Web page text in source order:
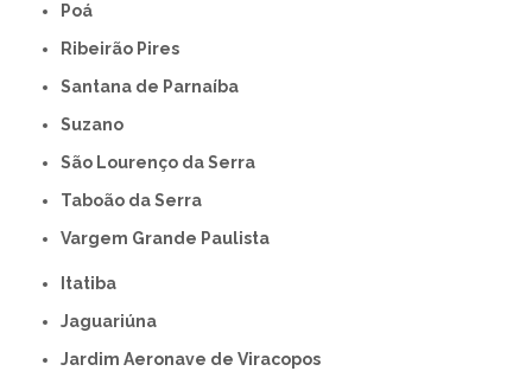
Poá
Ribeirão Pires
Santana de Parnaíba
Suzano
São Lourenço da Serra
Taboão da Serra
Vargem Grande Paulista
Itatiba
Jaguariúna
Jardim Aeronave de Viracopos